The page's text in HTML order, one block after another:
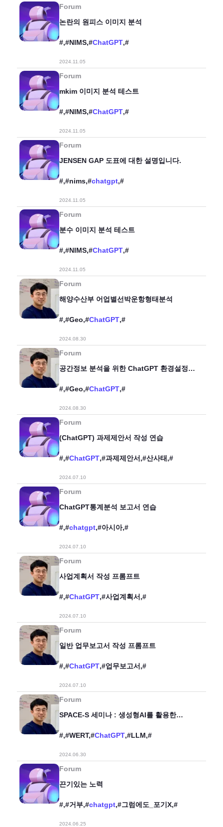
Forum
논란의 원피스 이미지 분석
#,#NIMS,#ChatGPT,#
2024.11.05
Forum
mkim 이미지 분석 테스트
#,#NIMS,#ChatGPT,#
2024.11.05
Forum
JENSEN GAP 도표에 대한 설명입니다.
#,#nims,#chatgpt,#
2024.11.05
Forum
분수 이미지 분석 테스트
#,#NIMS,#ChatGPT,#
2024.11.05
Forum
해양수산부 어업별선박운항형태분석
#,#Geo,#ChatGPT,#
2024.08.30
Forum
공간정보 분석을 위한 ChatGPT 환경설정
#,#Geo,#ChatGPT,#
2024.08.30
Forum
(ChatGPT) 과제제안서 작성 연습
#,#ChatGPT,#과제제안서,#산사태,#
2024.07.10
Forum
ChatGPT통계분석 보고서 연습
#,#chatgpt,#아시아,#
2024.07.10
Forum
사업계획서 작성 프롬프트
#,#ChatGPT,#사업계획서,#
2024.07.10
Forum
일반 업무보고서 작성 프롬프트
#,#ChatGPT,#업무보고서,#
2024.07.10
Forum
SPACE-S 세미나 : 생성형AI를 활용한
#,#WERT,#ChatGPT,#LLM,#
2024.06.30
Forum
끈기있는 노력
#,#거부,#chatgpt,#그럼에도_포기X,#
2024.06.25